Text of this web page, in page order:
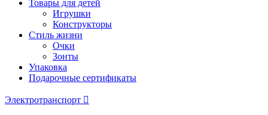
Товары для детей
Игрушки
Конструкторы
Стиль жизни
Очки
Зонты
Упаковка
Подарочные сертификаты
Электротранспорт